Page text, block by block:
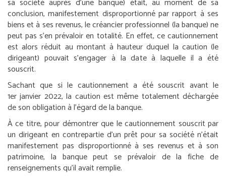
sa société auprès d’une banque) était, au moment de sa
conclusion, manifestement disproportionné par rapport à ses
biens et à ses revenus, le créancier professionnel (la banque) ne
peut pas s’en prévaloir en totalité. En effet, ce cautionnement
est alors réduit au montant à hauteur duquel la caution (le
dirigeant) pouvait s’engager à la date à laquelle il a été
souscrit.
Sachant que si le cautionnement a été souscrit avant le
1er janvier 2022, la caution est même totalement déchargée
de son obligation à l’égard de la banque.
À ce titre, pour démontrer que le cautionnement souscrit par
un dirigeant en contrepartie d’un prêt pour sa société n’était
manifestement pas disproportionné à ses revenus et à son
patrimoine, la banque peut se prévaloir de la fiche de
renseignements qu’il avait remplie.